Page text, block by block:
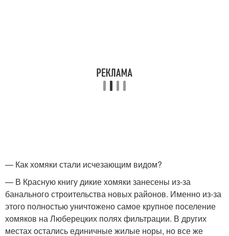
— Как хомяки стали исчезающим видом?
— В Красную книгу дикие хомяки занесены из-за
банального строительства новых районов. Именно из-за
этого полностью уничтожено самое крупное поселение
хомяков на Люберецких полях фильтрации. В других
местах остались единичные жилые норы, но все же